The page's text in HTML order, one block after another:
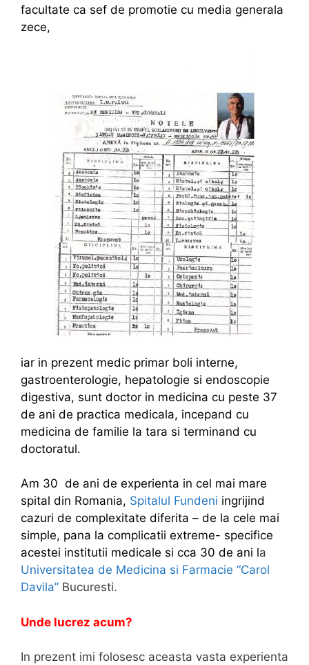
facultate ca sef de promotie cu media generala
zece,
iar in prezent medic primar boli interne,
gastroenterologie, hepatologie si endoscopie
digestiva, sunt doctor in medicina cu peste 37
de ani de practica medicala, incepand cu
medicina de familie la tara si terminand cu
doctoratul.
Am 30 de ani de experienta in cel mai mare
spital din Romania, Spitalul Fundeni ingrijind
cazuri de complexitate diferita – de la cele mai
simple, pana la complicatii extreme- specifice
acestei institutii medicale si cca 30 de ani la
Universitatea de Medicina si Farmacie “Carol
Davila” Bucuresti.
Unde lucrez acum?
In prezent imi folosesc aceasta vasta experienta